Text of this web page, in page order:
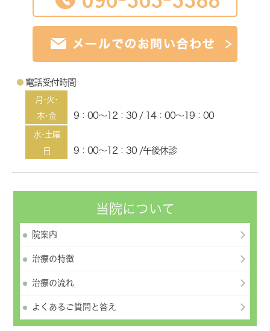
電話受付時間
月･火･
木･金
9：00～12：30 / 14：00～19：00
水･土曜
日
9：00～12：30 /午後休診
当院について
院案内
治療の特徴
治療の流れ
よくあるご質問と答え